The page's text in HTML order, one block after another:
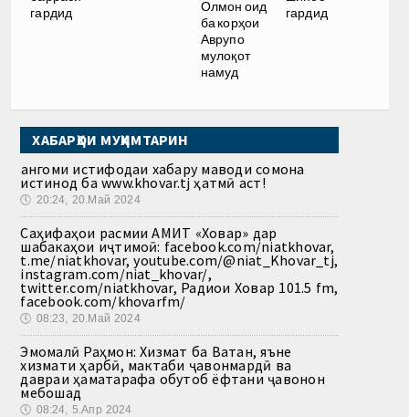
гардид
Олмон оид
ба корҳои
Аврупо
мулоқот
намуд
гардид
ХАБАРҲОИ МУҲИМТАРИН
Ҳангоми истифодаи хабару маводи сомона
истинод ба www.khovar.tj ҳатмӣ аст!
🕔 20:24, 20.Май 2024
Саҳифаҳои расмии АМИТ «Ховар» дар
шабакаҳои иҷтимоӣ: facebook.com/niatkhovar,
t.me/niatkhovar, youtube.com/@niat_Khovar_tj,
instagram.com/niat_khovar/,
twitter.com/niatkhovar, Радиои Ховар 101.5 fm,
facebook.com/khovarfm/
🕔 08:23, 20.Май 2024
Эмомалӣ Раҳмон: Хизмат ба Ватан, яъне
хизмати ҳарбӣ, мактаби ҷавонмардӣ ва
давраи ҳаматарафа обутоб ёфтани ҷавонон
мебошад
🕔 08:24, 5.Апр 2024